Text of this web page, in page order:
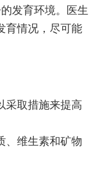
发育环境。医生
育情况，尽可能
采取措施来提高
、维生素和矿物